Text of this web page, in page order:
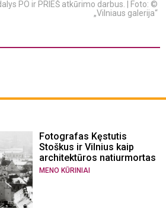
PO ir PRIEŠ atkūrimo darbus. | Foto: ©
„Vilniaus galerija“
Fotografas Kęstutis
Stoškus ir Vilnius kaip
architektūros natiurmortas
MENO KŪRINIAI